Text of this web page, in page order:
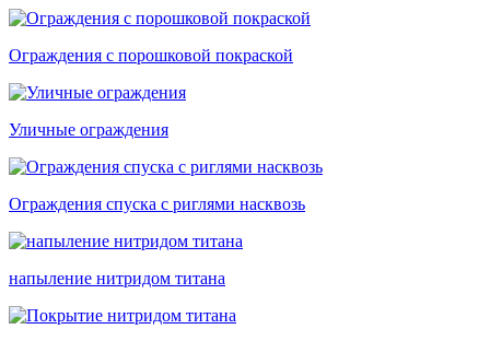
Ограждения с порошковой покраской
Уличные ограждения
Ограждения спуска с риглями насквозь
напыление нитридом титана